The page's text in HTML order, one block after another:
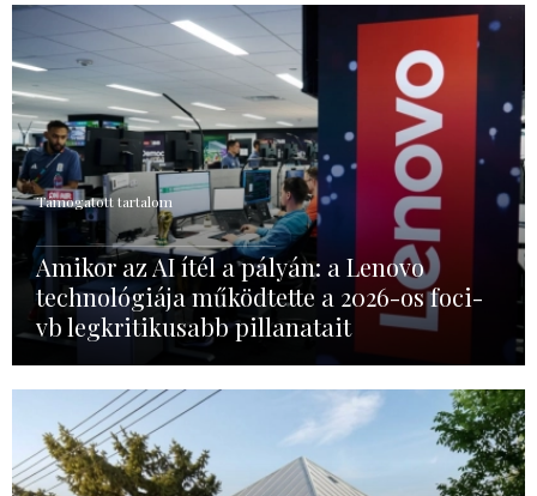
Támogatott tartalom
Amikor az AI ítél a pályán: a Lenovo
technológiája működtette a 2026-os foci-
vb legkritikusabb pillanatait